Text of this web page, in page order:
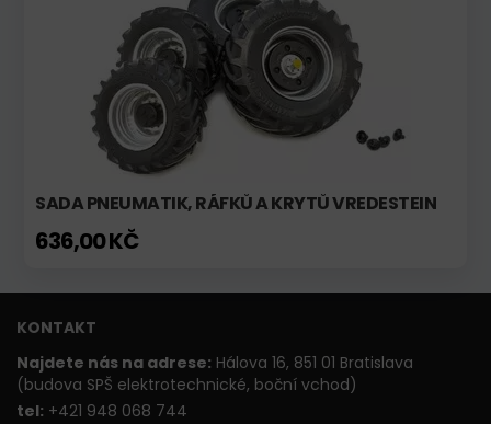
SADA PNEUMATIK, RÁFKŮ A KRYTŮ VREDESTEIN
636,00 KČ
KONTAKT
Najdete nás na adrese: Hálova 16, 851 01 Bratislava
(budova SPŠ elektrotechnické, boční vchod)
tel: +421 948 068 744